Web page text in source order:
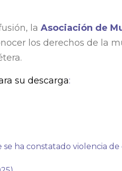
la Asociación de
los derechos de la
su descarga:
ha constatado violencia